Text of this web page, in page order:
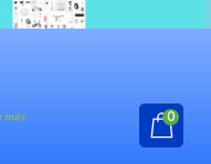
0